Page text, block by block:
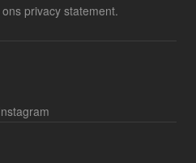
privacy statement.